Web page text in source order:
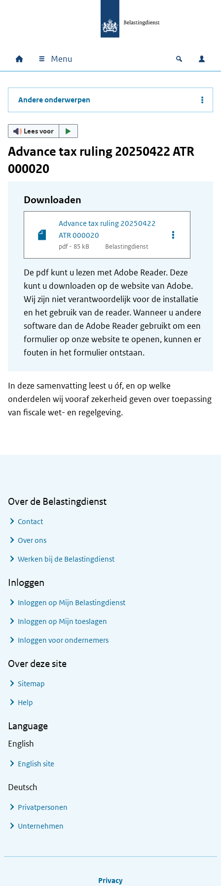
Hoofdnavigatie
Home Menu Open
Andere onderwerpen
Lees voor
Advance tax ruling 20250422 ATR
000020
Downloaden
Advance tax ruling 20250422
ATR 000020
pdf - 85 kB Belastingdienst
Opties van
De pdf kunt u lezen met Adobe Reader. Deze
kunt u downloaden op de website van Adobe.
Wij zijn niet verantwoordelijk voor de installatie
en het gebruik van de reader. Wanneer u andere
software dan de Adobe Reader gebruikt om een
formulier op onze website te openen, kunnen er
fouten in het formulier ontstaan.
In deze samenvatting leest u óf, en op welke
onderdelen wij vooraf zekerheid geven over toepassing
van fiscale wet- en regelgeving.
Over de Belastingdienst
Contact
Over ons
Werken bij de Belastingdienst
Inloggen
Inloggen op Mijn Belastingdienst
Inloggen op Mijn toeslagen
Inloggen voor ondernemers
Over deze site
Sitemap
Help
Language
English
English site
Deutsch
Privatpersonen
Unternehmen
Privacy